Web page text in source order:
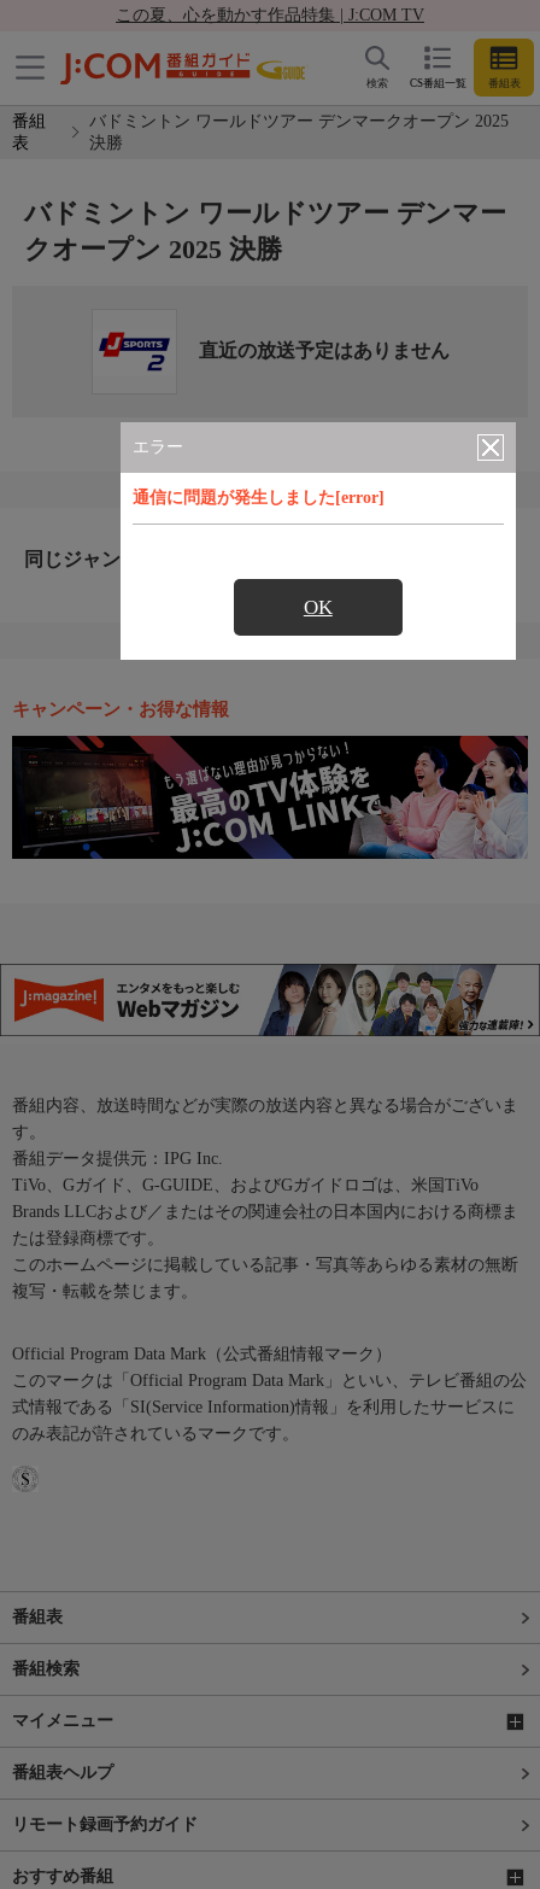
この夏、心を動かす作品特集 | J:COM TV
CS番組一覧 番組表
検索
番組
表
バドミントン ワールドツアー デンマークオープン 2025
決勝
エラー
通信に問題が発生しました[error]
OK
バドミントン ワールドツアー デンマー
クオープン 2025 決勝
直近の放送予定はありません
同じジャンルのおすすめ番組
キャンペーン・お得な情報
番組内容、放送時間などが実際の放送内容と異なる場合がございま
す。
番組データ提供元：IPG Inc.
TiVo、Gガイド、G-GUIDE、およびGガイドロゴは、米国TiVo
Brands LLCおよび／またはその関連会社の日本国内における商標ま
たは登録商標です。
このホームページに掲載している記事・写真等あらゆる素材の無断
複写・転載を禁じます。
Official Program Data Mark（公式番組情報マーク）
このマークは「Official Program Data Mark」といい、テレビ番組の公
式情報である「SI(Service Information)情報」を利用したサービスに
のみ表記が許されているマークです。
番組表
番組検索
マイメニュー
番組表ヘルプ
リモート録画予約ガイド
おすすめ番組